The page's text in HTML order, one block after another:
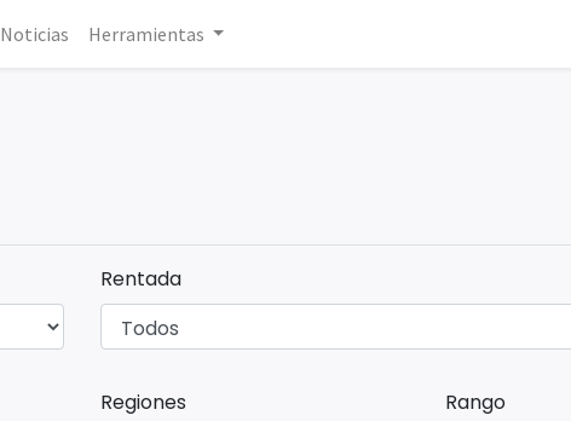
Noticias Herramientas
Rentada
Regiones Rango